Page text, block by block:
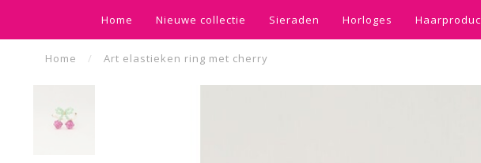
Home Nieuwe collectie Sieraden Horloges
Home / Art elastieken ring met cherry